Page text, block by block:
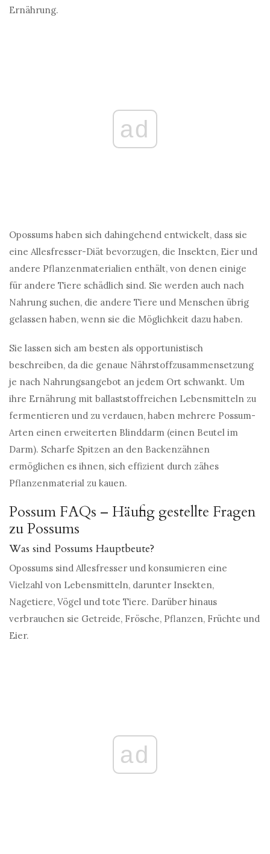
Ernährung.
ad
Opossums haben sich dahingehend entwickelt, dass sie
eine Allesfresser-Diät bevorzugen, die Insekten, Eier und
andere Pflanzenmaterialien enthält, von denen einige
für andere Tiere schädlich sind. Sie werden auch nach
Nahrung suchen, die andere Tiere und Menschen übrig
gelassen haben, wenn sie die Möglichkeit dazu haben.
Sie lassen sich am besten als opportunistisch
beschreiben, da die genaue Nährstoffzusammensetzung
je nach Nahrungsangebot an jedem Ort schwankt. Um
ihre Ernährung mit ballaststoffreichen Lebensmitteln zu
fermentieren und zu verdauen, haben mehrere Possum-
Arten einen erweiterten Blinddarm (einen Beutel im
Darm). Scharfe Spitzen an den Backenzähnen
ermöglichen es ihnen, sich effizient durch zähes
Pflanzenmaterial zu kauen.
Possum FAQs – Häufig gestellte Fragen
zu Possums
Was sind Possums Hauptbeute?
Opossums sind Allesfresser und konsumieren eine
Vielzahl von Lebensmitteln, darunter Insekten,
Nagetiere, Vögel und tote Tiere. Darüber hinaus
verbrauchen sie Getreide, Frösche, Pflanzen, Früchte und
Eier.
ad